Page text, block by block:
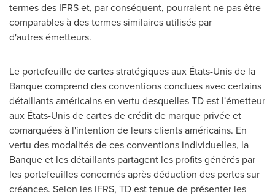
termes des IFRS et, par conséquent, pourraient ne pas être
comparables à des termes similaires utilisés par
d'autres émetteurs.
Le portefeuille de cartes stratégiques aux États-Unis de la
Banquecomprend des conventions conclues avec certains
détaillants américains en vertu desquelles TD est l'émetteur
aux États-Unis decartes de crédit de marque privée et
comarquées à l'intention de leurs clients américains. En
vertu des modalités de ces conventions individuelles, la
Banque et les détaillants partagent les profits générés par
les portefeuilles concernés après déduction des pertes sur
créances. Selon les IFRS, TD est tenue de présenter les